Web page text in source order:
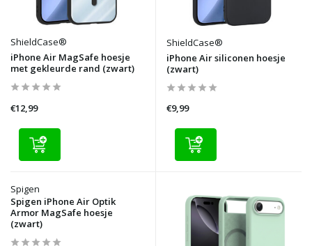
ShieldCase®
iPhone Air MagSafe hoesje
met gekleurde rand (zwart)
€12,99
ShieldCase®
iPhone Air siliconen hoesje
(zwart)
€9,99
Spigen
Spigen iPhone Air Optik
Armor MagSafe hoesje
(zwart)